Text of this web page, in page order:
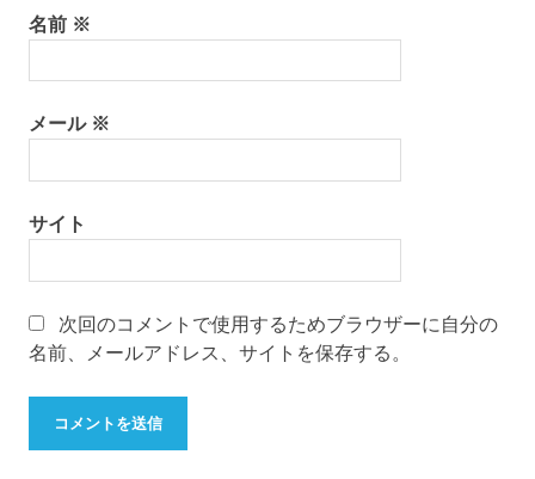
名前 ※
メール ※
サイト
次回のコメントで使用するためブラウザーに自分の
名前、メールアドレス、サイトを保存する。